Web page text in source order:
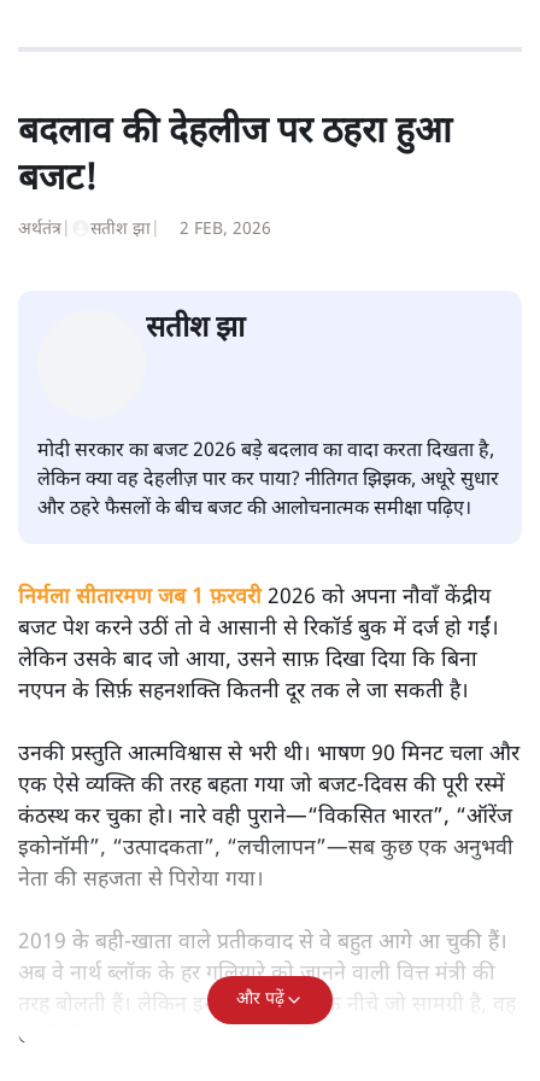
बदलाव की देहलीज पर ठहरा हुआ
बजट!
अर्थतंत्र सतीश झा 2 FEB, 2026
सतीश झा
मोदी सरकार का बजट 2026 बड़े बदलाव का वादा करता दिखता है,
और ठहरे फैसलों के बीच बजट की आलोचनात्मक समीक्षा पढ़िए।
बजट पेश करने उठीं तो वे आसानी से रिकॉर्ड बुक में दर्ज हो गईं।
लेकिन उसके बाद जो आया, उसने साफ़ दिखा दिया कि बिना
नएपन के सिर्फ़ सहनशक्ति कितनी दूर तक ले जा सकती है।